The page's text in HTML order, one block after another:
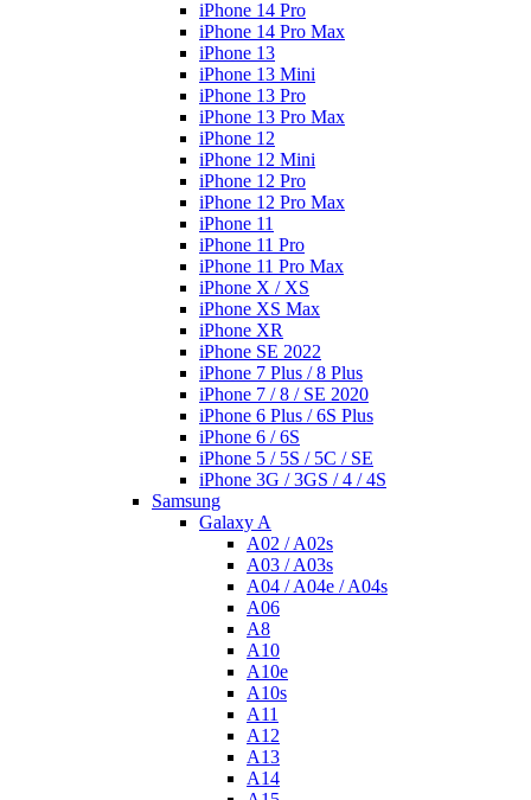
iPhone 14 Pro
iPhone 14 Pro Max
iPhone 13
iPhone 13 Mini
iPhone 13 Pro
iPhone 13 Pro Max
iPhone 12
iPhone 12 Mini
iPhone 12 Pro
iPhone 12 Pro Max
iPhone 11
iPhone 11 Pro
iPhone 11 Pro Max
iPhone X / XS
iPhone XS Max
iPhone XR
iPhone SE 2022
iPhone 7 Plus / 8 Plus
iPhone 7 / 8 / SE 2020
iPhone 6 Plus / 6S Plus
iPhone 6 / 6S
iPhone 5 / 5S / 5C / SE
iPhone 3G / 3GS / 4 / 4S
Samsung
Galaxy A
A02 / A02s
A03 / A03s
A04 / A04e / A04s
A06
A8
A10
A10e
A10s
A11
A12
A13
A14